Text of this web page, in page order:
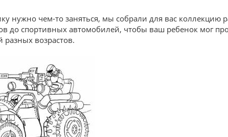
нужно чем-то заняться, мы собрали для вас коллекцию
до спортивных автомобилей, чтобы ваш ребенок мог
разных возрастов.